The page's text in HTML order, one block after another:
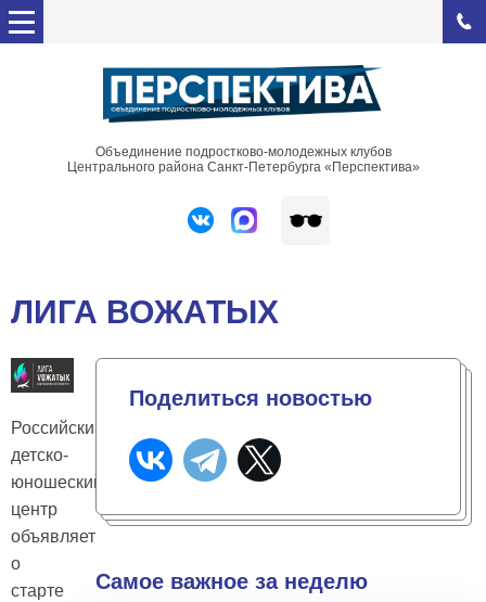
Объединение подростково-молодежных клубов
Центрального района Санкт-Петербурга «Перспектива»
ЛИГА ВОЖАТЫХ
Российский
детско-
юношеский
центр
объявляет
о
старте
Поделиться новостью
Самое важное за неделю